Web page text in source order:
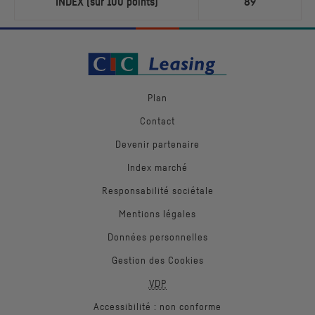
INDEX (sur 100 points) 89
Plan
Contact
Devenir partenaire
Index marché
Responsabilité sociétale
Mentions légales
Données personnelles
Gestion des Cookies
VDP
Accessibilité : non conforme